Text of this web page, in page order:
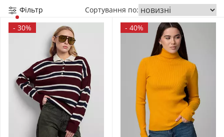
Фільтр
Сортування по:
- 30% - 40%